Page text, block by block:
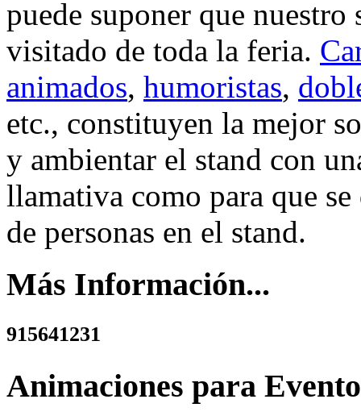
puede suponer que nuestro
visitado de toda la feria.
animados, humoristas,
etc., constituyen la mejor
y ambientar el stand con
llamativa como para que
de personas en el stand.
Más Información...
915641231
Animaciones para